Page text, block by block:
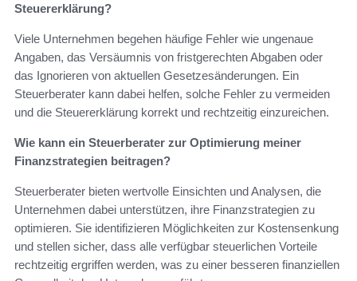
Steuererklärung?
Viele Unternehmen begehen häufige Fehler wie ungenaue
Angaben, das Versäumnis von fristgerechten Abgaben oder
das Ignorieren von aktuellen Gesetzesänderungen. Ein
Steuerberater kann dabei helfen, solche Fehler zu vermeiden
und die Steuererklärung korrekt und rechtzeitig einzureichen.
Wie kann ein Steuerberater zur Optimierung meiner
Finanzstrategien beitragen?
Steuerberater bieten wertvolle Einsichten und Analysen, die
Unternehmen dabei unterstützen, ihre Finanzstrategien zu
optimieren. Sie identifizieren Möglichkeiten zur Kostensenkung
und stellen sicher, dass alle verfügbar steuerlichen Vorteile
rechtzeitig ergriffen werden, was zu einer besseren finanziellen